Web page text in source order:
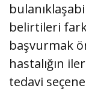
belirtileri
başvurmak
hastalığın
tedavi